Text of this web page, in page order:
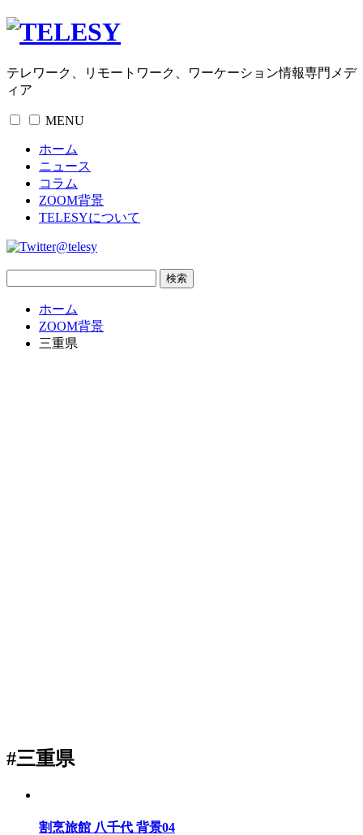
テレワーク、リモートワーク、ワーケーション情報専門メデ
ィア
MENU
ホーム
ニュース
コラム
ZOOM背景
TELESYについて
@telesy
ホーム
ZOOM背景
三重県
#三重県
割烹旅館 八千代 背景04